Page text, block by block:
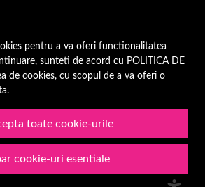
pentru a va oferi functionalitatea
sunteti de acord cu POLITICA DE
de cookies, cu scopul de a va oferi o
toate cookie-urile
cookie-uri esentiale